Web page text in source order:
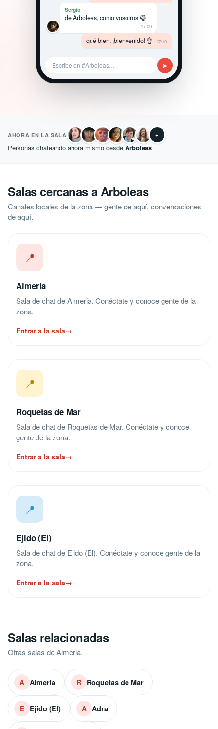
Sergio
de Arboleas, como vosotros 😄
17:09
qué bien, ¡bienvenido! 👌 17:10
Escribe en #Arboleas… ➤
AHORA EN LA SALA +
Personas chateando ahora mismo desde Arboleas
Salas cercanas a Arboleas
Canales locales de la zona — gente de aquí, conversaciones
de aquí.
📍
Almeria
Sala de chat de Almeria. Conéctate y conoce gente de la
zona.
Entrar a la sala→
📍
Roquetas de Mar
Sala de chat de Roquetas de Mar. Conéctate y conoce
gente de la zona.
Entrar a la sala→
📍
Ejido (El)
Sala de chat de Ejido (El). Conéctate y conoce gente de la
zona.
Entrar a la sala→
Salas relacionadas
Otras salas de Almeria.
A Almeria R Roquetas de Mar
E Ejido (El) A Adra